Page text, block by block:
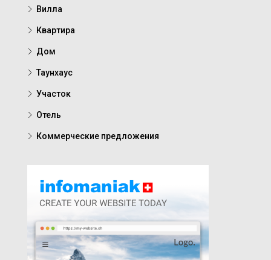
Вилла
Квартира
Дом
Таунхаус
Участок
Отель
Коммерческие предложения